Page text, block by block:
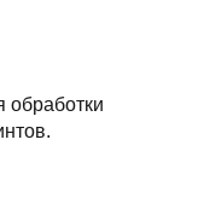
обработки